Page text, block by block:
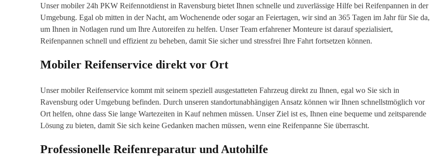
Unser mobiler 24h PKW Reifennotdienst in Ravensburg bietet Ihnen schnelle und zuverlässige Hilfe bei Reifenpannen in der
Umgebung. Egal ob mitten in der Nacht, am Wochenende oder sogar an Feiertagen, wir sind an 365 Tagen im Jahr für Sie da,
um Ihnen in Notlagen rund um Ihre Autoreifen zu helfen. Unser Team erfahrener Monteure ist darauf spezialisiert,
Reifenpannen schnell und effizient zu beheben, damit Sie sicher und stressfrei Ihre Fahrt fortsetzen können.
Mobiler Reifenservice direkt vor Ort
Unser mobiler Reifenservice kommt mit seinem speziell ausgestatteten Fahrzeug direkt zu Ihnen, egal wo Sie sich in
Ravensburg oder Umgebung befinden. Durch unseren standortunabhängigen Ansatz können wir Ihnen schnellstmöglich vor
Ort helfen, ohne dass Sie lange Wartezeiten in Kauf nehmen müssen. Unser Ziel ist es, Ihnen eine bequeme und zeitsparende
Lösung zu bieten, damit Sie sich keine Gedanken machen müssen, wenn eine Reifenpanne Sie überrascht.
Professionelle Reifenreparatur und Autohilfe